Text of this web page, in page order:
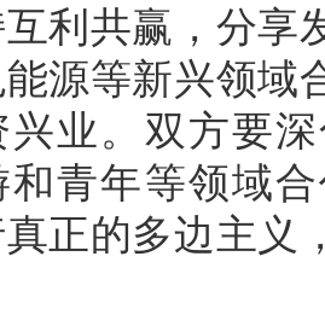
利共赢，分享
源等新兴领域
兴业。双方要
和青年等领域
正的多边主义